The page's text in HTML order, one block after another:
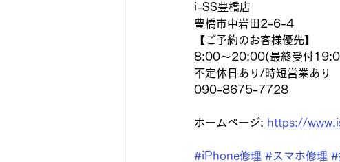
i-SS豊橋店
豊橋市中岩田2-6-4
【ご予約のお客様優先】
8:00〜20:00(最終受付
不定休日あり/時短営業あり
090-8675-7728
ホームページ: https://
#iPhone修理 #スマホ修理 #